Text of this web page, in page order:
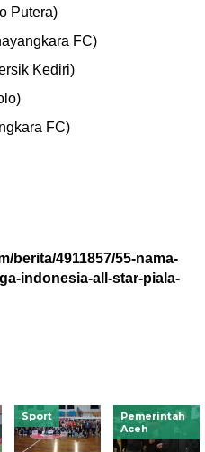
Putera)
FC)
Kediri)
FC)
berita/4911857/55-nama-
indonesia-all-star-piala-
Sport
Pemerintah
Aceh